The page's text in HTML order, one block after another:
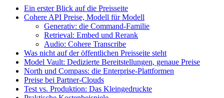
Ein erster Blick auf die Preisseite
Cohere API Preise, Modell für Modell
Generativ: die Command-Familie
Retrieval: Embed und Rerank
Audio: Cohere Transcribe
Was nicht auf der öffentlichen Preisseite steht
Model Vault: Dedizierte Bereitstellungen, genaue Preise
North und Compass: die Enterprise-Plattformen
Preise bei Partner-Clouds
Test vs. Produktion: Das Kleingedruckte